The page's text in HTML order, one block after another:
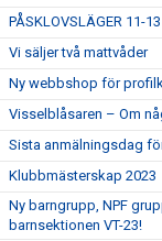
PÅSKLOVSLÄGER 11-
Vi säljer två mattvåder
Ny webbshop för
Visselblåsaren – Om
Sista anmälningsdag
Klubbmästerskap 2023
Ny barngrupp, NPF
barnsektionen VT-23!